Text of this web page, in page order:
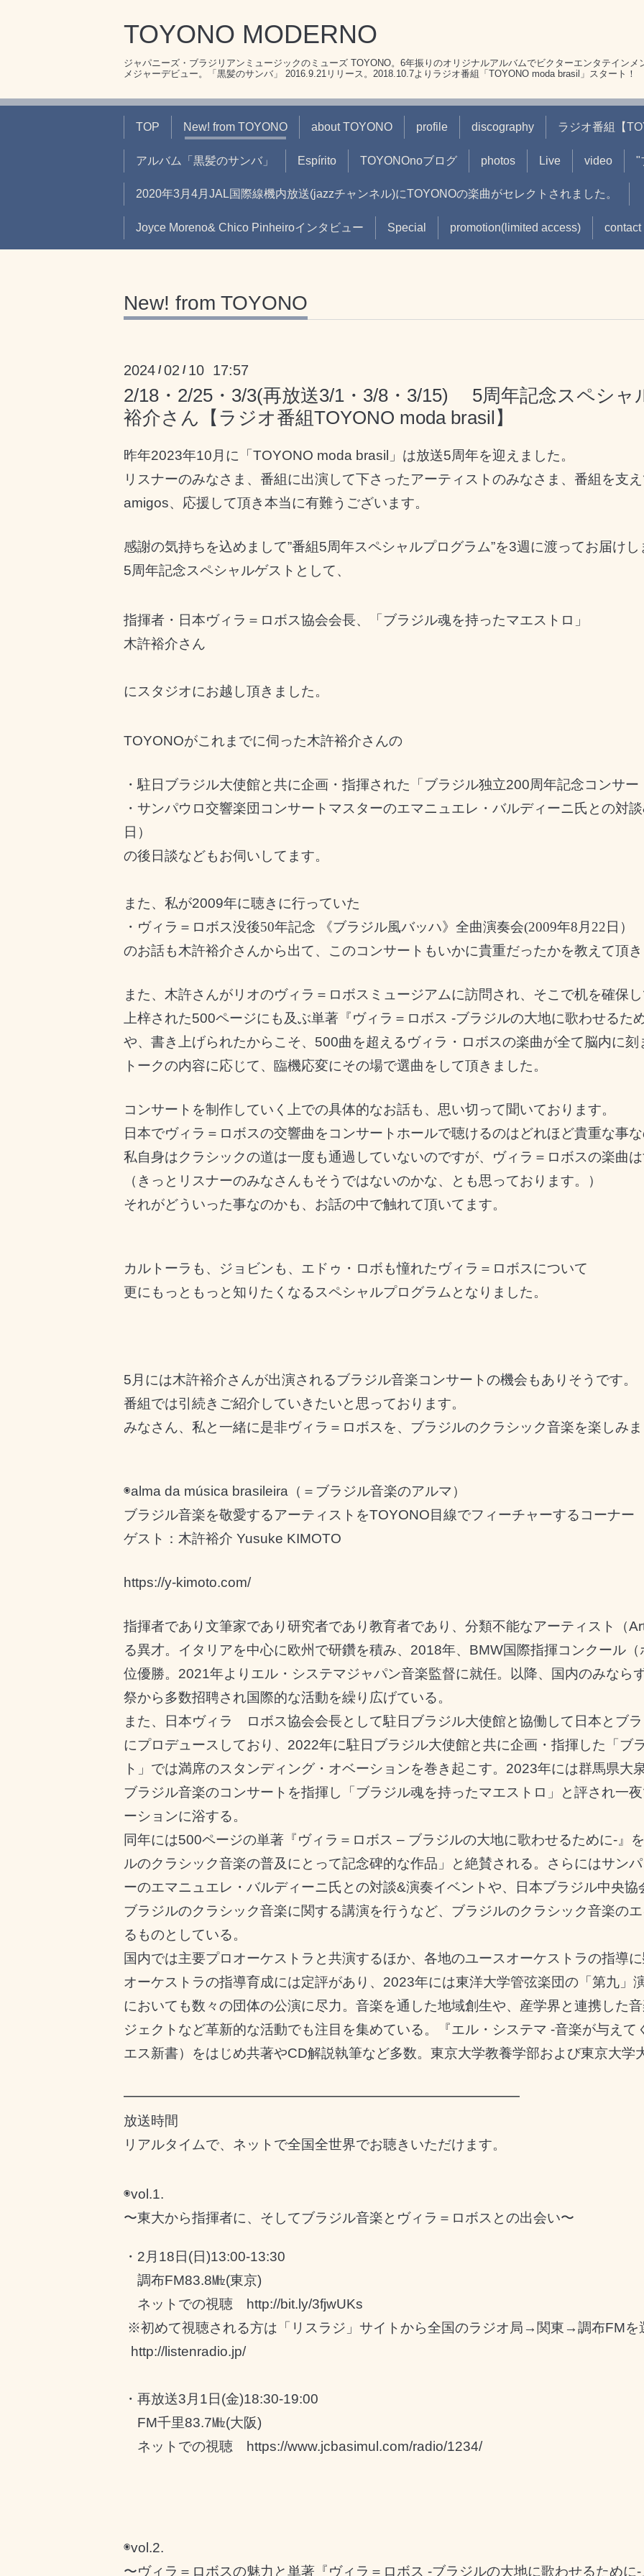
TOYONO MODERNO
ジャパニーズ・ブラジリアンミュージックのミューズ TOYONO。6年振りのオリジナルアルバムでビクターエンタテインメ
メジャーデビュー。「黒髪のサンバ」 2016.9.21リリース。2018.10.7よりラジオ番組「TOYONO moda brasil」スタート！
TOP New! from TOYONO about TOYONO profile discography ラジオ番組【
アルバム「黒髪のサンバ」 Espírito TOYONOnoブログ photos Live video "
2020年3月4月JAL国際線機内放送(jazzチャンネル)にTOYONOの楽曲がセレクトされました。
Joyce Moreno& Chico Pinheiroインタビュー Special promotion(limited access) contact
New! from TOYONO
2024 /02 / 10 17:57
2/18・2/25・3/3(再放送3/1・3/8・3/15) 5周年記念スペシャ
裕介さん【ラジオ番組TOYONO moda brasil】
昨年2023年10月に「TOYONO moda brasil」は放送5周年を迎えました。
リスナーのみなさま、番組に出演して下さったアーティストのみなさま、番組を支
amigos、応援して頂き本当に有難うございます。
感謝の気持ちを込めまして”番組5周年スペシャルプログラム”を3週に渡ってお届けし
5周年記念スペシャルゲスト として、
指揮者・日本ヴィラ＝ロボス協会会長、「ブラジル魂を持ったマエストロ」
木許裕介さん
に スタジオにお越し頂きました。
TOYONOがこれまでに伺った木許裕介さんの
・ 駐日ブラジル大使館と共に企画・指揮された「 ブラジル独立200周年記念コンサー
・ サンパウロ交響楽団コンサートマスターのエマニュエレ・バルディーニ氏 との対談
日）
の後日談などもお伺いしてます。
また、私が2009年に聴きに行っていた
・ ヴィラ＝ロボス没後50年記念 《ブラジル風バッハ》全曲演奏会(2009年8月22日）
のお話も木許裕介さんから出て、このコンサートもいかに貴重だったかを教えて頂
また、木許さんがリオのヴィラ＝ロボスミュージアムに訪問され、そこで机を確保
上梓された500ページにも及ぶ単著 『ヴィラ＝ロボス -ブラジルの大地に歌わせるた
や、書き上げられたからこそ、500曲を超えるヴィラ・ロボスの楽曲が全て脳内に
トークの内容に応じて、臨機応変にその場で選曲をして頂きました。
コンサートを制作していく上での具体的なお話も、思い切って聞いております。
日本でヴィラ＝ロボスの交響曲をコンサートホールで聴けるのはどれほど貴重な事
私自身はクラシックの道は一度も通過していないのですが、ヴィラ＝ロボスの楽曲
（きっとリスナーのみなさんもそうではないのかな、とも思っております。）
それがどういった事なのかも、お話の中で触れて頂いてます。
カルトーラも、ジョビンも、エドゥ・ロボも憧れたヴィラ＝ロボスについて
更にもっともっと知りたくなるスペシャルプログラムとなりました。
5月には木許裕介さんが出演されるブラジル音楽コンサートの機会もありそうです。
番組では引続きご紹介していきたいと思っております。
みなさん、私と一緒に是非ヴィラ＝ロボスを、ブラジルのクラシック音楽を楽しみ
◉alma da música brasileira （＝ ブラジル音楽のアルマ）
ブラジル音楽を敬愛するアーティストをTOYONO 目線でフィーチャーするコーナー
ゲスト：木許裕介 Yusuke KIMOTO
https://y-kimoto.com/
指揮者であり文筆家であり研究者であり教育者であり、分類不能なアーティスト（
る異才。イタリアを中心に欧州で研鑽を積み、 2018年、 BMW国際指揮コンクール
位優勝。 2021年よりエル・システマジャパン音楽監督に就任。以降、国内のみなら
祭から多数招聘され国際的な活動を繰り広げている。
また、日本ヴィラ
ロボス協会会長として駐日ブラジル大使館と協働して日本とブ
にプロデュースしており、 2022年に駐日ブラジル大使館と共に企画・指揮した「ブ
ト」では満席のスタンディング・オベーションを巻き起こす。 2023年には群馬県大
ブラジル音楽のコンサートを指揮し「ブラジル魂を持ったマエストロ」と評され一
ーションに浴する。
同年には500ページの単著『ヴィラ＝ロボス – ブラジルの大地に歌わせるために- 』
ルのクラシック音楽の普及にとって記念碑的な作品」と絶賛される。さらにはサン
ーのエマニュエレ・バルディーニ氏との対談&演奏イベントや、日本ブラジル中央
ブラジルのクラシック音楽に関する講演を行うなど、ブラジルのクラシック音楽の
るものとしている。
国内では主要プロオーケストラと共演するほか、各地のユースオーケストラの指導
オーケストラの指導育成には定評があり、 2023年には東洋大学管弦楽団の「第九」
においても数々の団体の公演に尽力。音楽を通した地域創生や、産学界と連携した
ジェクトなど革新的な活動でも注目を集めている。『エル・システマ -音楽が与えて
エス新書）をはじめ共著やCD解説執筆など多数。東京大学教養学部および東京大学
━━━━━━━━━━━━━━━━━━━━━━━━━━━━━
放送時間
リアルタイムで、ネットで全国全世界でお聴きいただけます。
◉vol.1.
〜東大から指揮者に、そしてブラジル音楽とヴィラ＝ロボスとの出会い〜
・2月18日(日)13:00-13:30
調布FM83.8㎒(東京)
ネットでの視聴
http://bit.ly/3fjwUKs
※初めて視聴される方は「リスラジ」サイトから全国のラジオ局→関東→調布FMを
http://listenradio.jp/
・再放送3月1日(金)18:30-19:00
FM千里83.7㎒(大阪)
ネットでの視聴
https://www.jcbasimul.com/radio/1234/
◉vol.2.
〜ヴィラ＝ロボスの魅力と単著『ヴィラ＝ロボス -ブラジルの大地に歌わせるため